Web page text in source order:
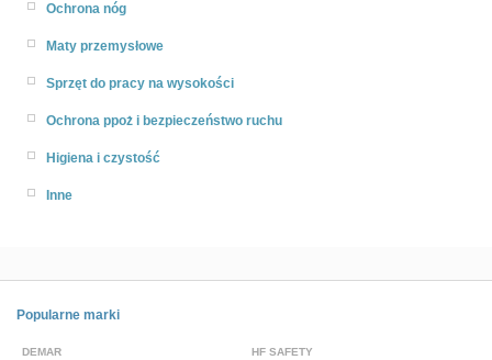
Ochrona nóg
Maty przemysłowe
Sprzęt do pracy na wysokości
Ochrona ppoż i bezpieczeństwo ruchu
Higiena i czystość
Inne
Popularne marki
DEMAR HF SAFETY